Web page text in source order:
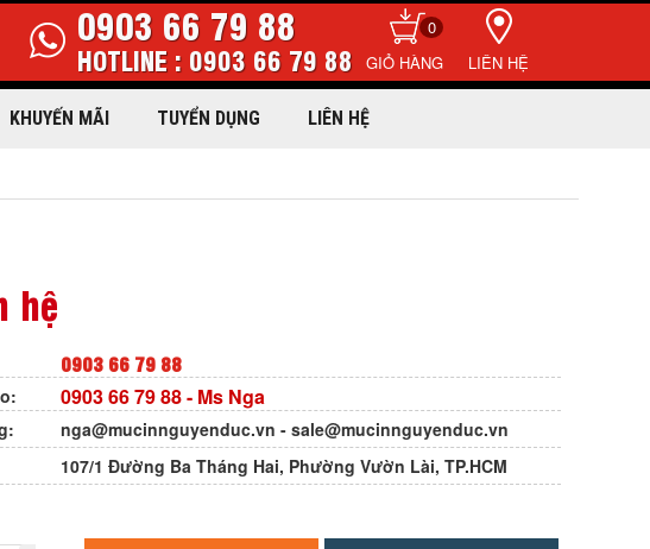
0
0903 66 79 88
HOTLINE : 0903 66 79 88 LIÊN HỆ
KHUYẾN MÃI TUYỂN DỤNG LIÊN HỆ
hệ
0903 66 79 88
0903 66 79 88- Ms Nga
nga@mucinnguyenduc.vn - sale@mucinnguyenduc.vn
107/1 Đường Ba Tháng Hai, Phường Vườn Lài, TP.HCM